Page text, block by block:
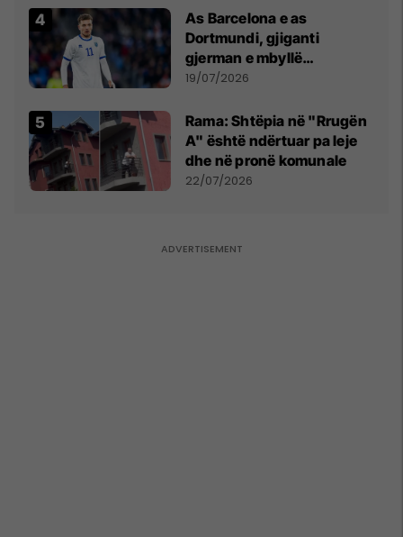
As Barcelona e as
Dortmundi, gjiganti
gjerman e mbyllë
marrëveshjen për Fisnik
19/07/2026
Rama: Shtëpia në "Rrugën
A" është ndërtuar pa leje
dhe në pronë komunale
22/07/2026